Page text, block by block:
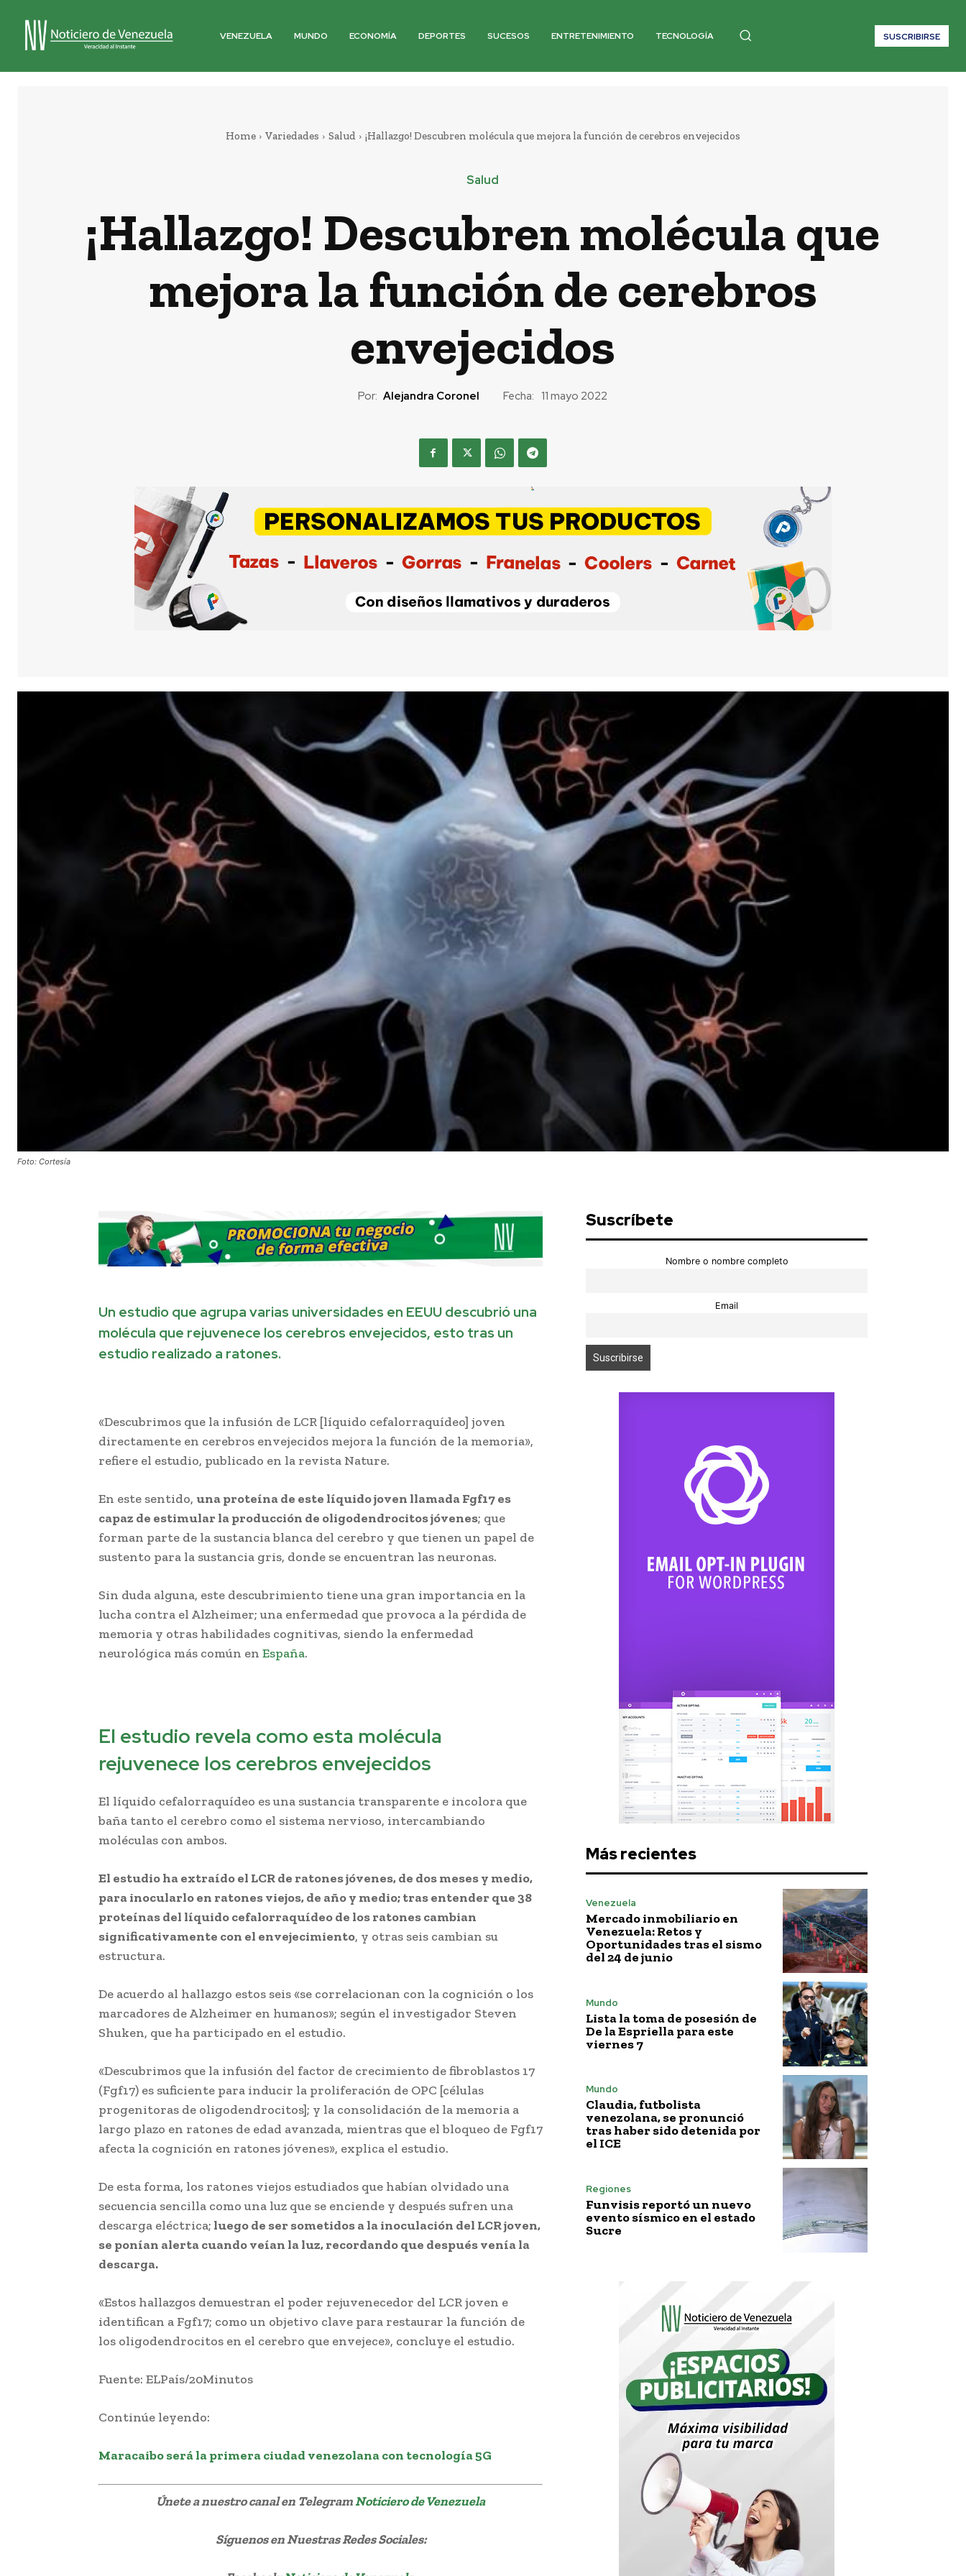
VENEZUELA MUNDO ECONOMÍA DEPORTES SUCESOS ENTRETENIMIENTO TECNOLOGÍA SUSCRIBIRSE
Home Variedades Salud ¡Hallazgo! Descubren molécula que mejora la función de cerebros envejecidos
Salud
¡Hallazgo! Descubren molécula que
mejora la función de cerebros
envejecidos
Por: Alejandra Coronel Fecha: 11 mayo 2022
Foto: Cortesía
Un estudio que agrupa varias universidades en EEUU descubrió una
molécula que rejuvenece los cerebros envejecidos, esto tras un
estudio realizado a ratones.
«Descubrimos que la infusión de LCR [líquido cefalorraquídeo] joven
directamente en cerebros envejecidos mejora la función de la memoria»,
refiere el estudio, publicado en la revista Nature.
En este sentido, una proteína de este líquido joven llamada Fgf17 es
capaz de estimular la producción de oligodendrocitos jóvenes; que
forman parte de la sustancia blanca del cerebro y que tienen un papel de
sustento para la sustancia gris, donde se encuentran las neuronas.
Sin duda alguna, este descubrimiento tiene una gran importancia en la
lucha contra el Alzheimer; una enfermedad que provoca a la pérdida de
memoria y otras habilidades cognitivas, siendo la enfermedad
neurológica más común en España.
El estudio revela como esta molécula
rejuvenece los cerebros envejecidos
El líquido cefalorraquídeo es una sustancia transparente e incolora que
baña tanto el cerebro como el sistema nervioso, intercambiando
moléculas con ambos.
El estudio ha extraído el LCR de ratones jóvenes, de dos meses y medio,
para inocularlo en ratones viejos, de año y medio; tras entender que 38
proteínas del líquido cefalorraquídeo de los ratones cambian
significativamente con el envejecimiento, y otras seis cambian su
estructura.
De acuerdo al hallazgo estos seis «se correlacionan con la cognición o los
marcadores de Alzheimer en humanos»; según el investigador Steven
Shuken, que ha participado en el estudio.
«Descubrimos que la infusión del factor de crecimiento de fibroblastos 17
(Fgf17) es suficiente para inducir la proliferación de OPC [células
progenitoras de oligodendrocitos]; y la consolidación de la memoria a
largo plazo en ratones de edad avanzada, mientras que el bloqueo de Fgf17
afecta la cognición en ratones jóvenes», explica el estudio.
De esta forma, los ratones viejos estudiados que habían olvidado una
secuencia sencilla como una luz que se enciende y después sufren una
descarga eléctrica; luego de ser sometidos a la inoculación del LCR joven,
se ponían alerta cuando veían la luz, recordando que después venía la
descarga.
«Estos hallazgos demuestran el poder rejuvenecedor del LCR joven e
identifican a Fgf17; como un objetivo clave para restaurar la función de
los oligodendrocitos en el cerebro que envejece», concluye el estudio.
Fuente: ELPaís/20Minutos
Continúe leyendo:
Maracaibo será la primera ciudad venezolana con tecnología 5G
Únete a nuestro canal en TelegramNoticiero de Venezuela
Síguenosen Nuestras Redes Sociales:
Suscríbete
Nombre o nombre completo
Email
Más recientes
Venezuela
Mercado inmobiliario en
Venezuela: Retos y
Oportunidades tras el sismo
del 24 de junio
Mundo
Lista la toma de posesión de
De la Espriella para este
viernes 7
Mundo
Claudia, futbolista
venezolana, se pronunció
tras haber sido detenida por
el ICE
Regiones
Funvisis reportó un nuevo
evento sísmico en el estado
Sucre